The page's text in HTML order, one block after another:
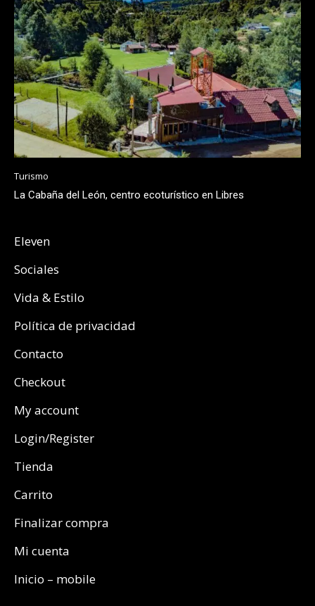
Turismo
La Cabaña del León, centro ecoturístico en Libres
Eleven
Sociales
Vida & Estilo
Política de privacidad
Contacto
Checkout
My account
Login/Register
Tienda
Carrito
Finalizar compra
Mi cuenta
Inicio – mobile